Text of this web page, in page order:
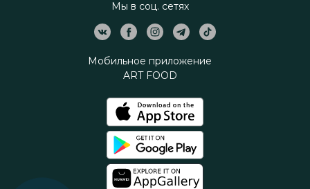
Мы в соц. сетях
Мобильное приложение
ART FOOD